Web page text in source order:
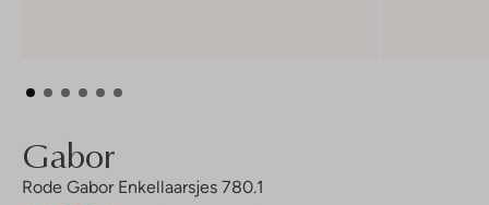
Gabor
Rode Gabor Enkellaarsjes 780.1